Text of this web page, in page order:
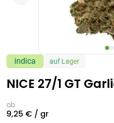
indica auf Lager
NICE 27/1 GT
ab
9,25 € / gr